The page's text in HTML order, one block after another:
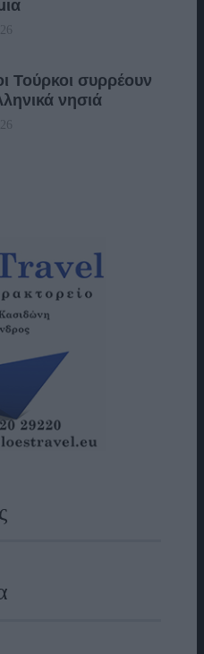
Τούρκοι συρρέουν
νησιά